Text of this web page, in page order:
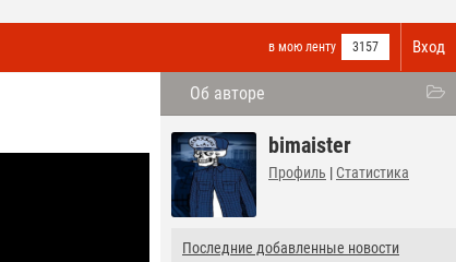
Вход
в мою ленту 3157
Об авторе
bimaister
Профиль | Статистика
Последние добавленные новости